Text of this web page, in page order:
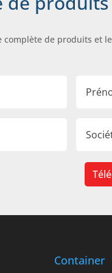
complète de produits et
Container